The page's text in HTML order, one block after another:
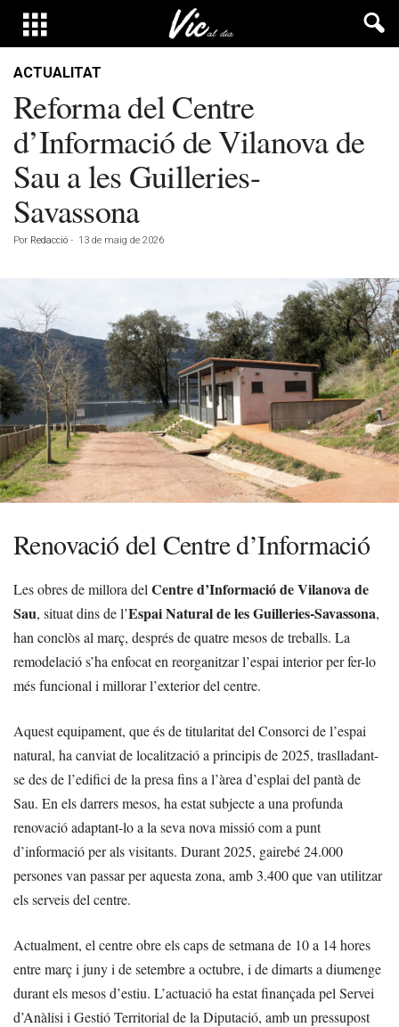
ACTUALITAT
Reforma del Centre
d’Informació de Vilanova de
Sau a les Guilleries-
Savassona
Por Redacció - 13 de maig de 2026
Renovació del Centre d’Informació
Les obres de millora del Centre d’Informació de Vilanova de
Sau, situat dins de l’Espai Natural de les Guilleries-Savassona,
han conclòs al març, després de quatre mesos de treballs. La
remodelació s’ha enfocat en reorganitzar l’espai interior per fer-lo
més funcional i millorar l’exterior del centre.
Aquest equipament, que és de titularitat del Consorci de l’espai
natural, ha canviat de localització a principis de 2025, traslladant-
se des de l’edifici de la presa fins a l’àrea d’esplai del pantà de
Sau. En els darrers mesos, ha estat subjecte a una profunda
renovació adaptant-lo a la seva nova missió com a punt
d’informació per als visitants. Durant 2025, gairebé 24.000
persones van passar per aquesta zona, amb 3.400 que van utilitzar
els serveis del centre.
Actualment, el centre obre els caps de setmana de 10 a 14 hores
entre març i juny i de setembre a octubre, i de dimarts a diumenge
durant els mesos d’estiu. L’actuació ha estat finançada pel Servei
d’Anàlisi i Gestió Territorial de la Diputació, amb un pressupost